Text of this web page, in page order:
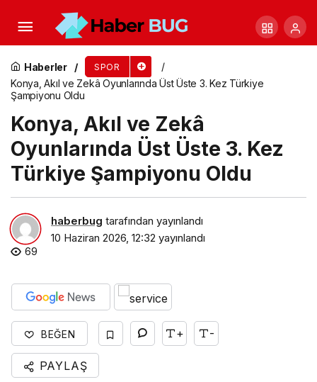
Haberler SPOR
Konya, Akıl ve Zekâ Oyunlarında Üst Üste 3. Kez Türkiye
Şampiyonu Oldu
Konya, Akıl ve Zekâ
Oyunlarında Üst Üste 3. Kez
Türkiye Şampiyonu Oldu
haberbug tarafından yayınlandı
10 Haziran 2026, 12:32 yayınlandı
69
BEĞEN + -
PAYLAŞ
Uber Eats Trendyol Go, Türk Futbolunun Küresel
Yolculuğunda “Milli Takımlar Resmi Yemek
Sponsoru” Oldu